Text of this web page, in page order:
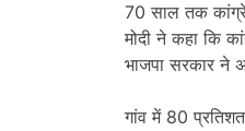
70 साल तक
मोदी ने कहा कि
भाजपा सरकार ने
गांव में 80